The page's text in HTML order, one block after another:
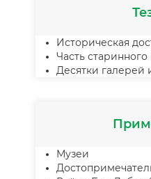
Историческая
Часть старинного
Десятки галерей
Музеи